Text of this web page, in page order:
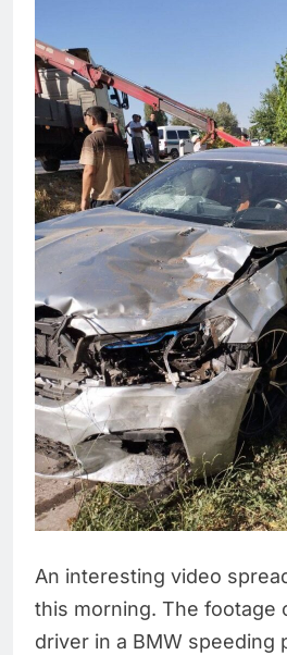
An interesting video
this morning. The footage
driver in a BMW speeding